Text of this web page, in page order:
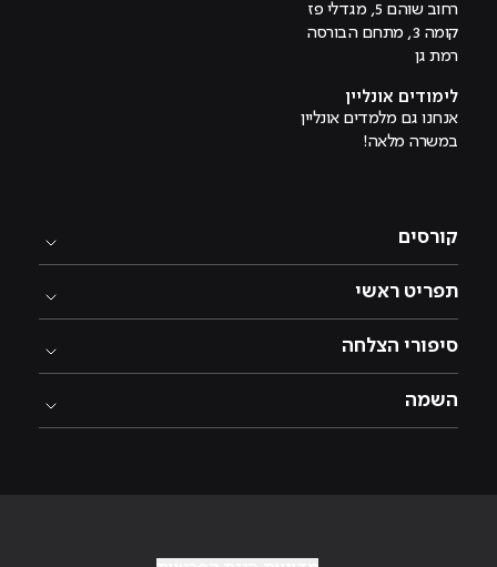
רחוב שוהם 5, מגדלי פז
קומה 3, מתחם הבורסה
רמת גן
לימודים אונליין
אנחנו גם מלמדים אונליין
במשרה מלאה!
קורסים
תפריט ראשי
סיפורי הצלחה
השמה